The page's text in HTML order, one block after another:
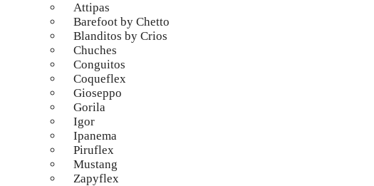
Attipas
Barefoot by Chetto
Blanditos by Crios
Chuches
Conguitos
Coqueflex
Gioseppo
Gorila
Igor
Ipanema
Piruflex
Mustang
Zapyflex